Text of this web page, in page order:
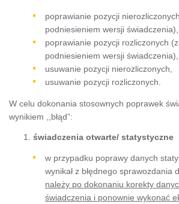
poprawianie pozycji
podniesieniem wersji świadczenia),
poprawianie pozycji rozliczonych
podniesieniem wersji świadczenia),
usuwanie pozycji nierozliczonych,
usuwanie pozycji rozliczonych.
W celu dokonania stosownych poprawek
wynikiem ,,błąd”:
świadczenia otwarte/ statystyczne
w przypadku poprawy danych
wynikał z błędnego sprawozdania
należy po dokonaniu korekty
świadczenia i ponownie wykonać